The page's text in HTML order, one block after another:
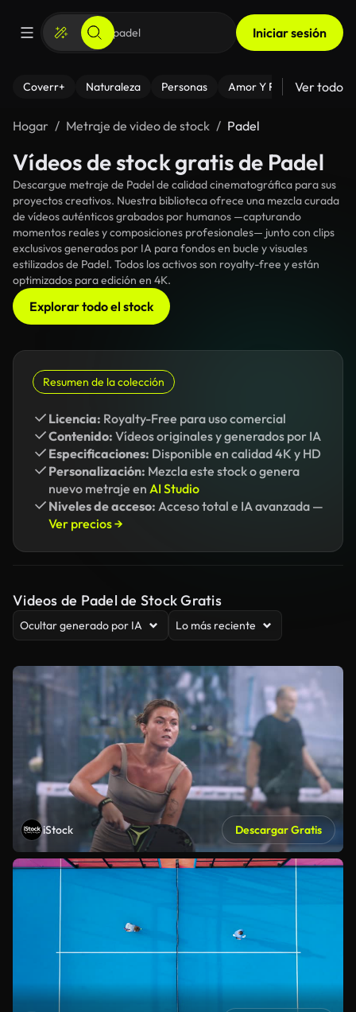
Iniciar sesión
Coverr+ Naturaleza Personas Amor Y Relaciones
Ver todo
Hogar Metraje de video de stock Padel
Vídeos de stock gratis de Padel
Descargue metraje de Padel de calidad cinematográfica para sus
proyectos creativos. Nuestra biblioteca ofrece una mezcla curada
de vídeos auténticos grabados por humanos —capturando
momentos reales y composiciones profesionales— junto con clips
exclusivos generados por IA para fondos en bucle y visuales
estilizados de Padel. Todos los activos son royalty-free y están
optimizados para edición en 4K.
Explorar todo el stock
Resumen de la colección
Licencia: Royalty-Free para uso comercial
Contenido: Vídeos originales y generados por IA
Especificaciones: Disponible en calidad 4K y HD
Personalización: Mezcla este stock o genera
nuevo metraje en AI Studio
Niveles de acceso: Acceso total e IA avanzada —
Ver precios →
Videos de Padel de Stock Gratis
Ocultar generado por IA Lo más reciente
iStock Descargar Gratis